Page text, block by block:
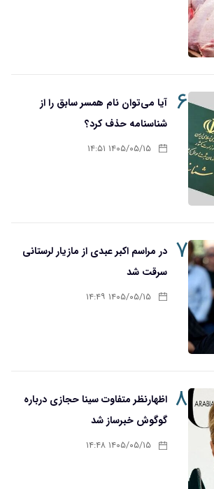
۶
آیا می‌توان نام همسر سابق را از
شناسنامه حذف کرد؟
۱۴۰۵/۰۵/۱۵ ۱۴:۵۱
۷ در مراسم اکبر عبدی از مازیار لرستانی
سرقت شد
۱۴۰۵/۰۵/۱۵ ۱۴:۴۹
۸ اظهارنظر متفاوت سینا حجازی درباره
گوگوش خبرساز شد
۱۴۰۵/۰۵/۱۵ ۱۴:۴۸